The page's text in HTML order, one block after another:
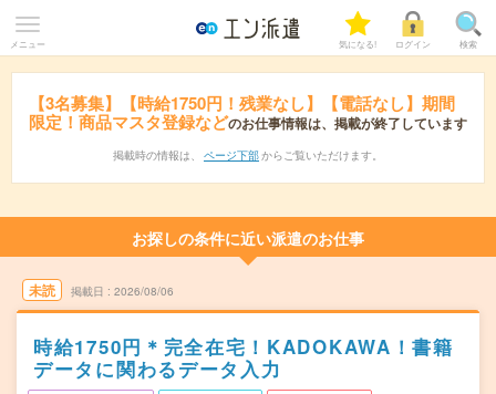
メニュー 気になる! ログイン 検索
【3名募集】【時給1750円！残業なし】【電話なし】期間
限定！商品マスタ登録などのお仕事情報は、掲載が終了しています
掲載時の情報は、 ページ下部 からご覧いただけます。
お探しの条件に近い派遣のお仕事
未読 掲載日 2026/08/06
時給1750円＊完全在宅！KADOKAWA！書籍
データに関わるデータ入力